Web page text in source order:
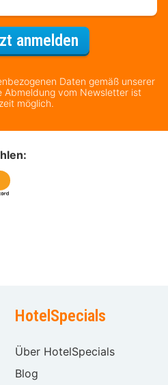
anmeldenFür den
Daten gemäß unserer
Abmeldung vom Newsletter ist
möglich.
HotelSpecials
Über HotelSpecials
Blog